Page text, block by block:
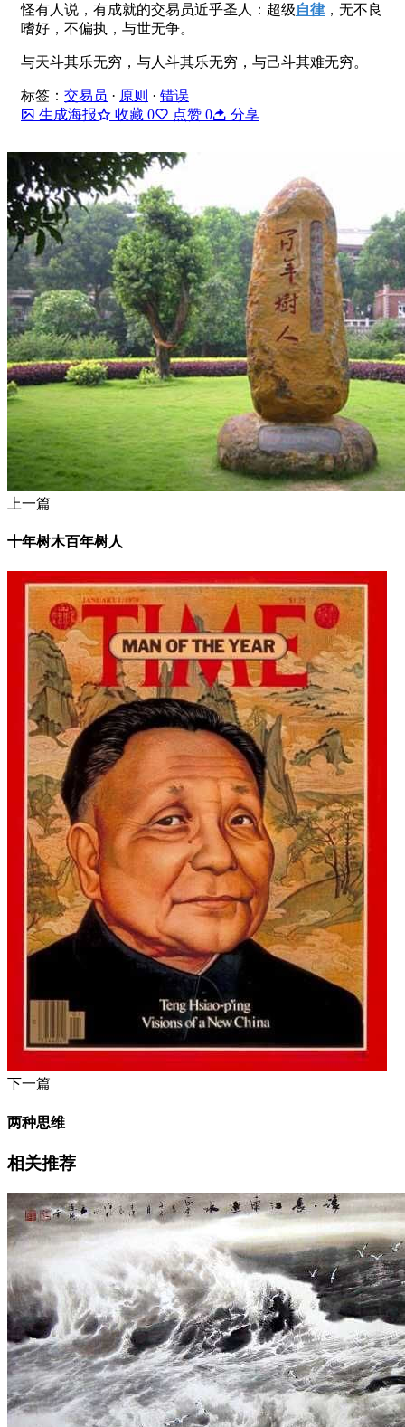
怪有人说，有成就的交易员近乎圣人：超级自律，无不良
嗜好，不偏执，与世无争。
与天斗其乐无穷，与人斗其乐无穷，与己斗其难无穷。
标签： 交易员 · 原则 · 错误
生成海报
收藏 0 点赞 0 分享
上一篇
十年树木百年树人
下一篇
两种思维
相关推荐